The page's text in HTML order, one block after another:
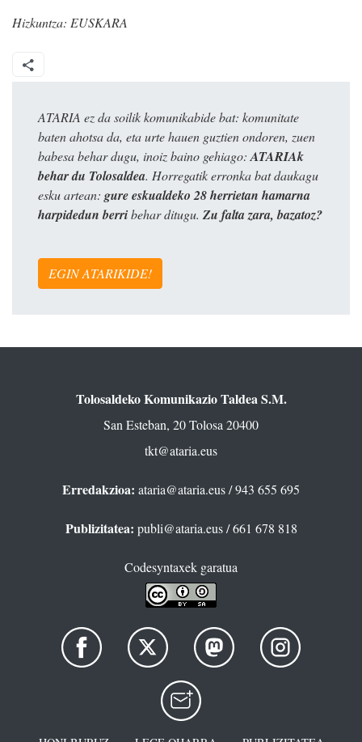
Hizkuntza: EUSKARA
ATARIA ez da soilik komunikabide bat: komunitate
baten ahotsa da, eta urte hauen guztien ondoren, zuen
babesa behar dugu, inoiz baino gehiago: ATARIAk
behar du Tolosaldea. Horregatik erronka bat daukagu
esku artean: gure eskualdeko 28 herrietan hamarna
harpidedun berribehar ditugu. Zu falta zara, bazatoz?
EGIN ATARIKIDE!
Tolosaldeko Komunikazio Taldea S.M.
San Esteban, 20 Tolosa 20400
tkt@ataria.eus
Erredakzioa: ataria@ataria.eus/ 943 655 695
Publizitatea: publi@ataria.eus/ 661 678 818
Codesyntaxek garatua